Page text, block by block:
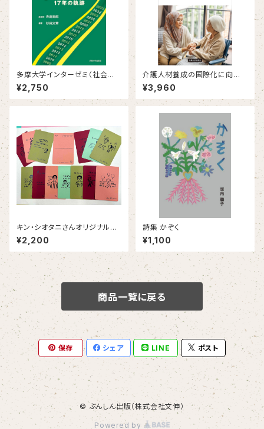
多摩大学インターゼミ（社会工
学研究会） 17年の軌跡
¥2,750
介護人材養成の国際化に向け
た課題 －インドネシア人介護
労働者の送出と受容に注目して
－
¥3,960
キン・シオタニさんオリジナルポ
ストカード14枚セット
¥2,200
詩集 かぞく
¥1,100
商品一覧に戻る
保存 シェア LINE ポスト
© ぶんしん出版（株式会社文伸）
Powered by